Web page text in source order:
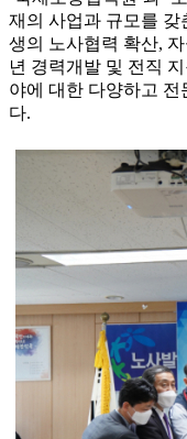
재의 사업과 규모를
생의 노사협력 확산,
년 경력개발 및 전직
야에 대한 다양하고 전
다.